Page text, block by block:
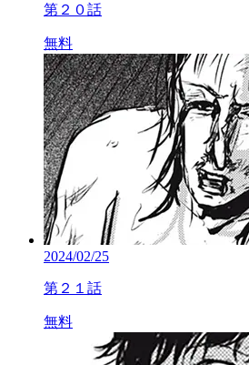
第２０話
無料
2024/02/25
第２１話
無料